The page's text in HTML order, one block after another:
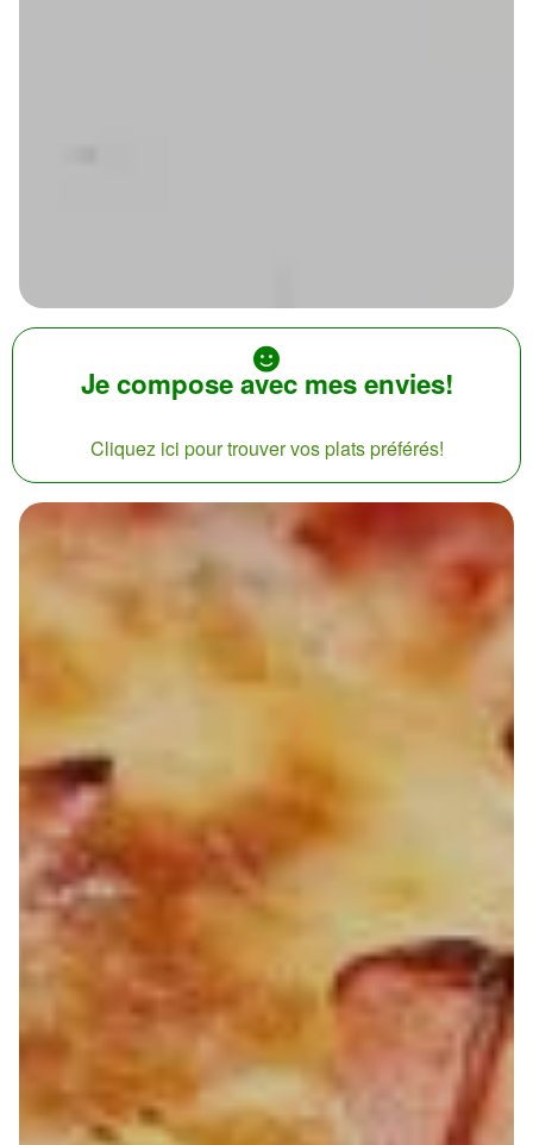
Je compose avec mes envies!
Cliquez ici pour trouver vos plats préférés!